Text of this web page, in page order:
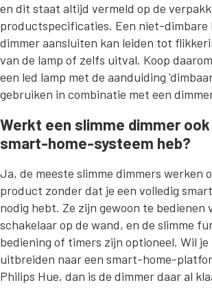
en dit staat altijd vermeld op de
productspecificaties. Een niet-dimbare
dimmer aansluiten kan leiden tot
van de lamp of zelfs uitval. Koop
een led lamp met de aanduiding
gebruiken in combinatie met een
Werkt een slimme dimmer
smart-home-systeem heb?
Ja, de meeste slimme dimmers werken
product zonder dat je een volledig
nodig hebt. Ze zijn gewoon te bedienen
schakelaar op de wand, en de slimme
bediening of timers zijn optioneel. Wil
uitbreiden naar een smart-home-
Philips Hue, dan is de dimmer daar al